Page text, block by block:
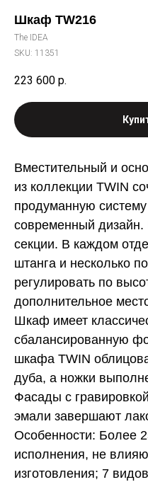
Шкаф TW216
The IDEA
SKU: 11351
223 600 р.
Вместительный и
из коллекции TWIN
продуманную
современный
секции. В каждом
штанга и несколько
регулировать по
дополнительное
Шкаф имеет
сбалансированную
шкафа TWIN
дуба, а ножки
Фасады с
эмали завершают
Особенности: Более
исполнения, не
изготовления; 7